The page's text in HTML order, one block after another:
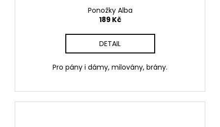
Ponožky Alba
189 Kč
DETAIL
Pro pány i dámy, milovány, brány.